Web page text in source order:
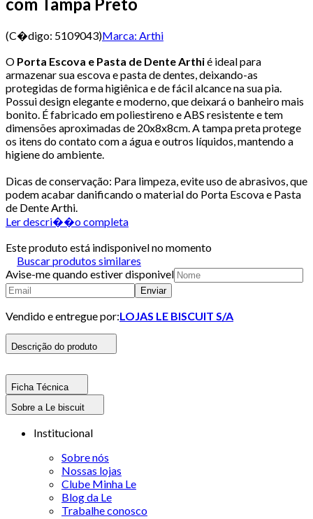
(C�digo: 5109043)Marca: Arthi
O Porta Escova e Pasta de Dente Arthié ideal para
armazenar sua escova e pasta de dentes, deixando-as
protegidas de forma higiênica e de fácil alcance na sua pia.
Possui design elegante e moderno, que deixará o banheiro mais
bonito. É fabricado em poliestireno e ABS resistente e tem
dimensões aproximadas de 20x8x8cm. A tampa preta protege
os itens do contato com a água e outros líquidos, mantendo a
higiene do ambiente.
Dicas de conservação: Para limpeza, evite uso de abrasivos, que
podem acabar danificando o material do Porta Escova e Pasta
de Dente Arthi.
Ler descri��o completa
Este produto está indisponivel no momento
Buscar produtos similares
Avise-me quando estiver disponivel
Enviar
Vendido e entregue por:LOJAS LE BISCUIT S/A
Descrição do produto
Ficha Técnica
Sobre a Le biscuit
Institucional
Sobre nós
Nossas lojas
Clube Minha Le
Blog da Le
Trabalhe conosco